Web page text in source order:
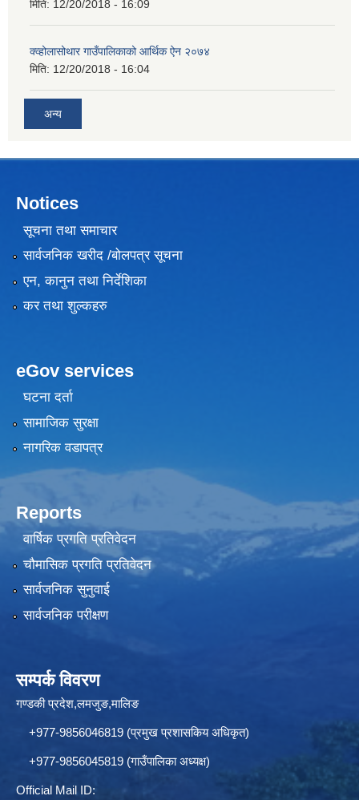
मिति: 12/20/2018 - 16:09
क्व्होलासोथार गाउँपालिकाको आर्थिक ऐन २०७४
मिति: 12/20/2018 - 16:04
अन्य
Notices
सूचना तथा समाचार
सार्वजनिक खरीद /बोलपत्र सूचना
एन, कानुन तथा निर्देशिका
कर तथा शुल्कहरु
eGov services
घटना दर्ता
सामाजिक सुरक्षा
नागरिक वडापत्र
Reports
वार्षिक प्रगति प्रतिवेदन
चौमासिक प्रगति प्रतिवेदन
सार्वजनिक सुनुवाई
सार्वजनिक परीक्षण
सम्पर्क विवरण
गण्डकी प्रदेश,लमजुङ,मालिङ
+977-9856046819 (प्रमुख प्रशासकिय अधिकृत)
+977-9856045819 (गाउँपालिका अध्यक्ष)
Official Mail ID: